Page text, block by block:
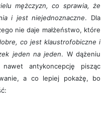
mężczyzn, co sprawia, że
i jest niejednoznaczne. Dla
nie daje małżeństwo, które
co jest klaustrofobiczne i
jeden na jeden. W dążeniu
antykoncepcję pisząc
a co lepiej pokażę, bo